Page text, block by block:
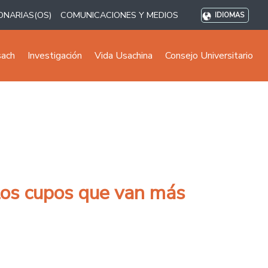
COMUNICACIONES Y MEDIOS IDIOMAS
Investigación Vida Usachina Consejo Universitario
cupos que van más